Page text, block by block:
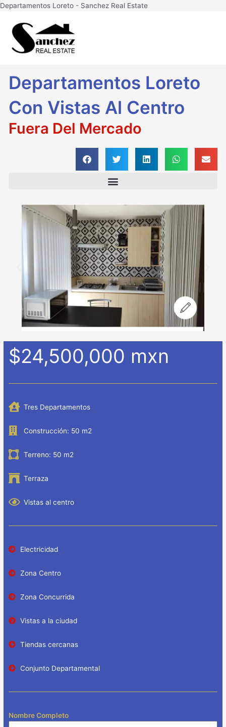
Departamentos Loreto - Sanchez Real EstateIr
Departamentos Loreto
Con Vistas Al Centro
Fuera Del Mercado
$24,500,000 mxn
Tres Departamentos
Construcción: 50 m2
Terreno: 50 m2
Terraza
Vistas al centro
Electricidad
Zona Centro
Zona Concurrida
Vistas a la ciudad
Tiendas cercanas
Conjunto Departamental
Nombre Completo